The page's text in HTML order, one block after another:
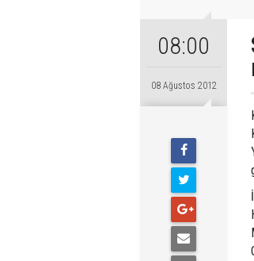
08:00
08 Ağustos 2012